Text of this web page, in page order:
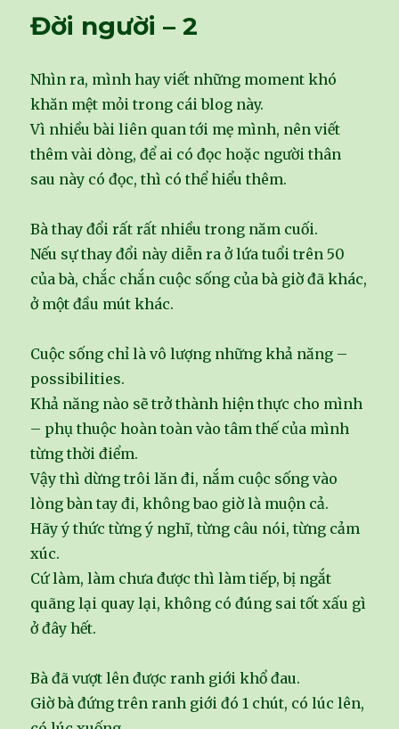
Đời người – 2
Nhìn ra, mình hay viết những moment khó
khăn mệt mỏi trong cái blog này.
Vì nhiều bài liên quan tới mẹ mình, nên viết
thêm vài dòng, để ai có đọc hoặc người thân
sau này có đọc, thì có thể hiểu thêm.
Bà thay đổi rất rất nhiều trong năm cuối.
Nếu sự thay đổi này diễn ra ở lứa tuổi trên 50
của bà, chắc chắn cuộc sống của bà giờ đã khác,
ở một đầu mút khác.
Cuộc sống chỉ là vô lượng những khả năng –
possibilities.
Khả năng nào sẽ trở thành hiện thực cho mình
– phụ thuộc hoàn toàn vào tâm thế của mình
từng thời điểm.
Vậy thì dừng trôi lăn đi, nắm cuộc sống vào
lòng bàn tay đi, không bao giờ là muộn cả.
Hãy ý thức từng ý nghĩ, từng câu nói, từng cảm
xúc.
Cứ làm, làm chưa được thì làm tiếp, bị ngắt
quãng lại quay lại, không có đúng sai tốt xấu gì
ở đây hết.
Bà đã vượt lên được ranh giới khổ đau.
Giờ bà đứng trên ranh giới đó 1 chút, có lúc lên,